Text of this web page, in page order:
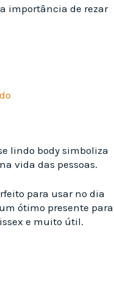
importância de rezar
lindo body simboliza
vida das pessoas.
para usar no dia
ótimo presente para
e muito útil.